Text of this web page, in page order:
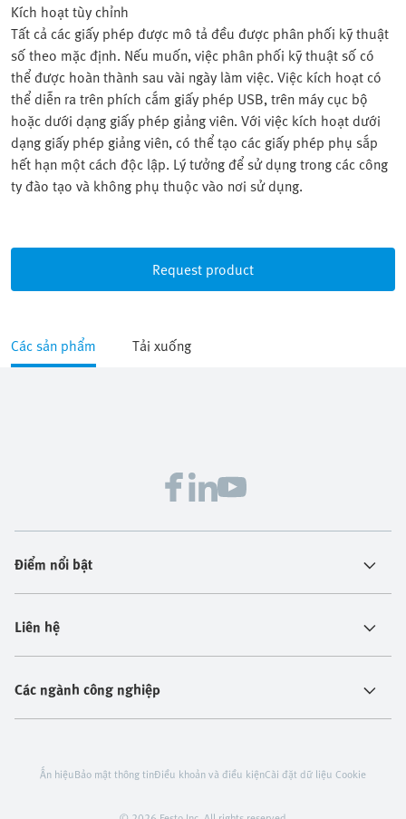
Kích hoạt tùy chỉnh
Tất cả các giấy phép được mô tả đều được phân phối kỹ thuật
số theo mặc định. Nếu muốn, việc phân phối kỹ thuật số có
thể được hoàn thành sau vài ngày làm việc. Việc kích hoạt có
thể diễn ra trên phích cắm giấy phép USB, trên máy cục bộ
hoặc dưới dạng giấy phép giảng viên. Với việc kích hoạt dưới
dạng giấy phép giảng viên, có thể tạo các giấy phép phụ sắp
hết hạn một cách độc lập. Lý tưởng để sử dụng trong các công
ty đào tạo và không phụ thuộc vào nơi sử dụng.
Request product
Các sản phẩm Tải xuống
Điểm nổi bật
Liên hệ
Các ngành công nghiệp
Ấn hiệuBảo mật thông tinĐiều khoản và điều kiệnCài đặt dữ liệu Cookie